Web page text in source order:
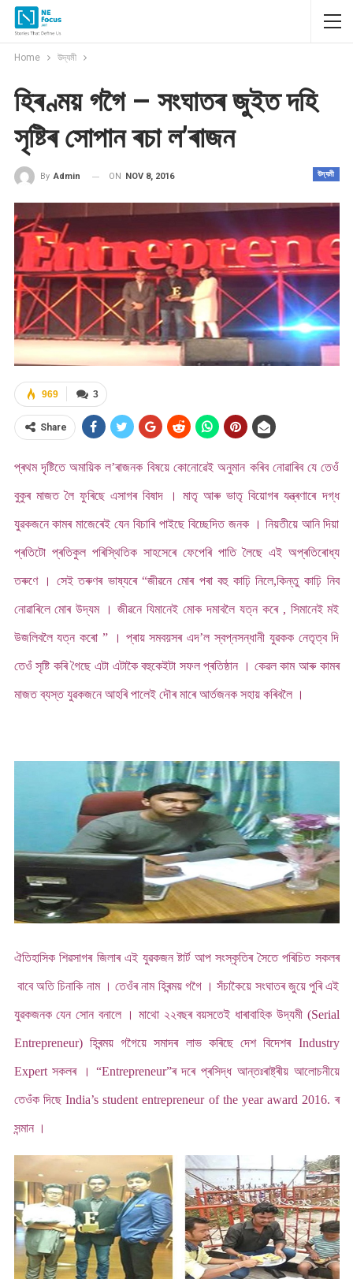
Home উদ্যমী
হিৰণ্ময় গগৈ – সংঘাতৰ জুইত দহি
সৃষ্টিৰ সোপান ৰচা ল’ৰাজন
উদ্যমী
By Admin ON NOV 8, 2016
3
969
Share
প্ৰথম দৃষ্টিতে অমায়িক ল’ৰাজনক বিষয়ে কোনোৱেই অনুমান কৰিব নোৱাৰিব যে তেওঁ
বুকুৰ মাজত লৈ ফুৰিছে এসাগৰ বিষাদ । মাতৃ আৰু ভাতৃ বিয়োগৰ যন্ত্ৰণাৰে দগ্ধ
যুৱকজনে কামৰ মাজেৰেই যেন বিচাৰি পাইছে বিচ্ছেদিত জনক । নিয়তীয়ে আনি দিয়া
প্ৰতিটো প্ৰতিকুল পৰিস্থিতিক সাহসেৰে ফেপেৰি পাতি লৈছে এই অপ্ৰতিৰোধ্য
তৰুণে । সেই তৰুণৰ ভাষ্যৰে “জীৱনে মোৰ পৰা বহু কাঢ়ি নিলে,কিন্তু কাঢ়ি নিব
নোৱাৰিলে মোৰ উদ্যম । জীৱনে যিমানেই মোক দমাবলৈ যত্ন কৰে , সিমানেই মই
উজলিবলৈ যত্ন কৰো ” । প্ৰায় সমবয়সৰ এদ’ল স্বপ্নসন্ধানী যুৱকক নেতৃত্ব দি
তেওঁ সৃষ্টি কৰি গৈছে এটা এটাকৈ বহুকেইটা সফল প্ৰতিষ্ঠান । কেৱল কাম আৰু কামৰ
মাজত ব্যস্ত যুৱকজনে আহৰি পালেই দৌৰ মাৰে আৰ্তজনক সহায় কৰিবলৈ ।
ঐতিহাসিক শিৱসাগৰ জিলাৰ এই যুৱকজন ষ্টাৰ্ট আপ সংস্কৃতিৰ সৈতে পৰিচিত সকলৰ
বাবে অতি চিনাকি নাম । তেওঁৰ নাম হিৰন্ময় গগৈ । সঁচাকৈয়ে সংঘাতৰ জুয়ে পুৰি এই
যুৱকজনক যেন সোন বনালে । মাথো ২২বছৰ বয়সতেই ধাৰাবাহিক উদ্যমী (Serial
Entrepreneur) হিৰন্ময় গগৈয়ে সমাদৰ লাভ কৰিছে দেশ বিদেশৰ Industry
Expert সকলৰ । “Entrepreneur”ৰ দৰে প্ৰসিদ্ধ আন্তঃৰাষ্ট্ৰীয় আলোচনীয়ে
তেওঁক দিছে India’s student entrepreneur of the year award 2016. ৰ
সন্মান ।